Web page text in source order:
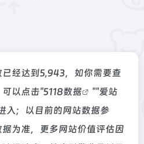
经达到5,943，如你需要查
以点击"5118数据 ""爱站
入；以目前的网站数据参
为准，更多网站价值评估因